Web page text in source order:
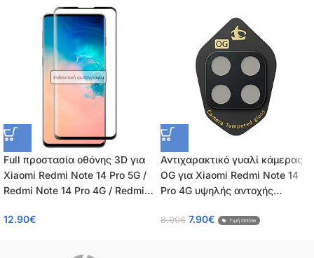
Ενδεικτική φωτογραφία
Full προστασία οθόνης 3D για
Xiaomi Redmi Note 14 Pro 5G /
Redmi Note 14 Pro 4G / Redmi
5G – Tempered Glass πλήρους
12.90€
Αντιχαρακτικό γυαλί κάμερας
OG για Xiaomi Redmi Note 14
Pro 4G υψηλής αντοχής
8.90€ 7.90€ Τιμή Online